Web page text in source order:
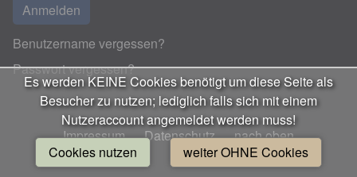
Anmelden
Benutzername vergessen?
Passwort vergessen?
Impressum Datenschutz nach oben
Es werden KEINE Cookies benötigt um diese Seite als
Besucher zu nutzen; lediglich falls sich mit einem
Nutzeraccount angemeldet werden muss!
Cookies nutzen
weiter OHNE Cookies